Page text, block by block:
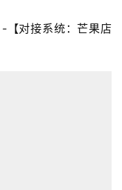
【对接系统：芒果店